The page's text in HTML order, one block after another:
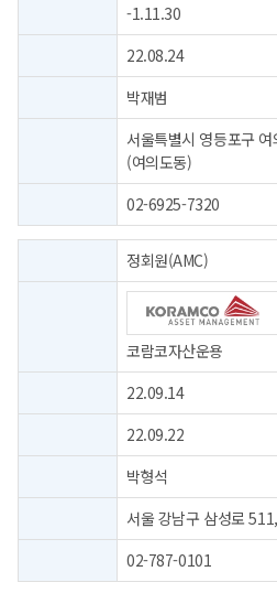
-1.11.30
22.08.24
박재범
서울특별시 영등포구
(여의도동)
02-6925-7320
정회원(AMC)
코람코자산운용
22.09.14
22.09.22
박형석
서울 강남구 삼성로
02-787-0101